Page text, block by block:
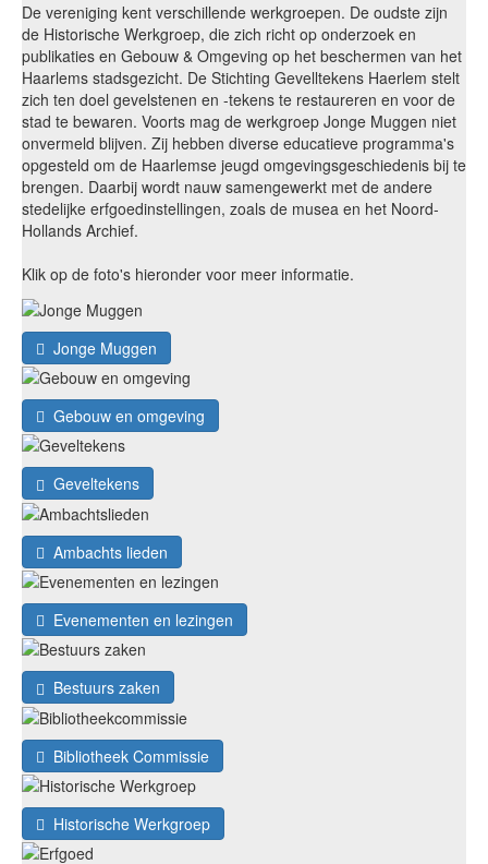
De vereniging kent verschillende werkgroepen. De oudste zijn
de Historische Werkgroep, die zich richt op onderzoek en
publikaties en Gebouw & Omgeving op het beschermen van het
Haarlems stadsgezicht. De Stichting Gevelltekens Haerlem stelt
zich ten doel gevelstenen en -tekens te restaureren en voor de
stad te bewaren. Voorts mag de werkgroep Jonge Muggen niet
onvermeld blijven. Zij hebben diverse educatieve programma's
opgesteld om de Haarlemse jeugd omgevingsgeschiedenis bij te
brengen. Daarbij wordt nauw samengewerkt met de andere
stedelijke erfgoedinstellingen, zoals de musea en het Noord-
Hollands Archief.
Klik op de foto's hieronder voor meer informatie.
Jonge Muggen
Gebouw en omgeving
Geveltekens
Ambachts lieden
Evenementen en lezingen
Bestuurs zaken
Bibliotheek Commissie
Historische Werkgroep